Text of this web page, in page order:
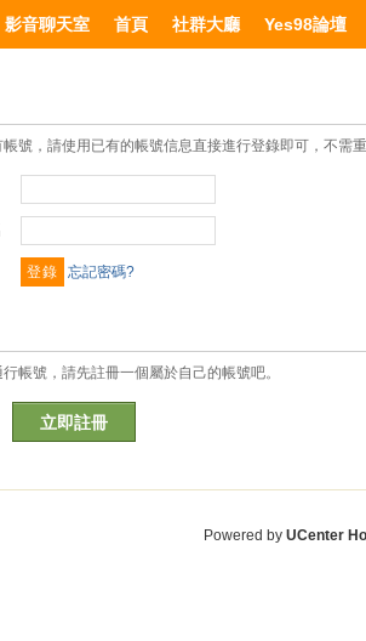
影音聊天室 首頁 社群大廳 Yes98論壇
號，請使用已有的帳號信息直接進行登錄即可，不需
忘記密碼?
帳號，請先註冊一個屬於自己的帳號吧。
立即註冊
Powered by UCenter